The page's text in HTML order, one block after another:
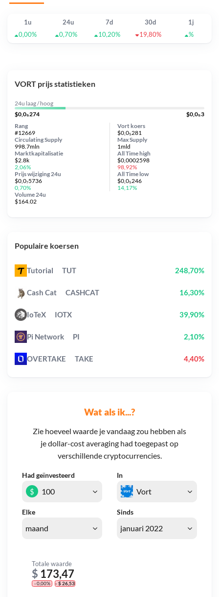
1u 24u 7d 30d
1j
0,00%
0,70% 10,20% 19,80% %
Wat als ik...?
Zie hoeveel waarde je vandaag zou hebben als
je dollar-cost averaging had toegepast op
verschillende cryptocurrencies.
Had geïnvesteerd In
Elke Sinds
$
Totale waarde
$ 173,47
- 0,00% - $ 26,53
VORT prijs statistieken
24u laag / hoog
$0,0₅274
$0,0₅3
Vort koers
$0,0₅281
Circulating Supply
998.7mln
Prijs wijziging 24u
$0,0₇5736
0,70%
Max Supply
1mld
Marktkapitalisatie
$2.8k
2,06%
Volume 24u
$164.02
Rang
#12669
All Timehigh
$0,0002598
98,92%
All Time low
$0,0₅246
14,17%
Populaire koersen
Tutorial TUT 248,70%
Cash Cat CASHCAT 16,30%
IoTeX IOTX 39,90%
Pi Network PI 2,10%
OVERTAKE TAKE 4,40%